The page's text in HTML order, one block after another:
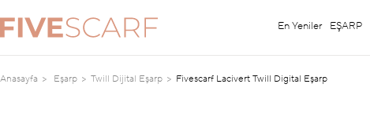
En Yeniler EŞARP
Anasayfa Eşarp Twill Dijital Eşarp Fivescarf Lacivert Twill Digital Eşarp